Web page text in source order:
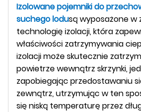
Izolowane pojemniki do
suchego lodusą wyposażone w
technologię izolacji, która
właściwości zatrzymywania
izolacji może skutecznie
powietrze wewnątrz skrzynki,
zapobiegając przedostawaniu
zewnątrz, utrzymując w ten
się niską temperaturę przez